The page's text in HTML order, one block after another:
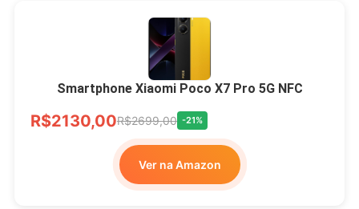
Smartphone Xiaomi Poco X7 Pro 5G NFC
R$2130,00R$2699,00 -21%
Ver na Amazon